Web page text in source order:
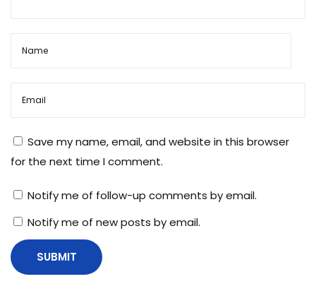
Save my name, email, and website in this browser
for the next time I comment.
Notify me of follow-up comments by email.
Notify me of new posts by email.